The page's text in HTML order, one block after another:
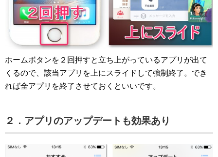
ホームボタンを２回押すと立ち上がっているアプリが出て
くるので、該当アプリを上にスライドして強制終了。でき
れば全アプリを終了させておくといいです。
２．アプリのアップデートも効果あり